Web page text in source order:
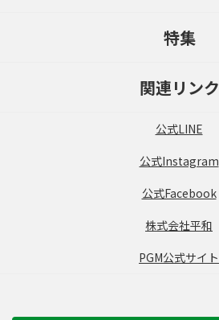
特集
関連リンク
公式LINE
公式Instagram
公式Facebook
株式会社平和
PGM公式サイト